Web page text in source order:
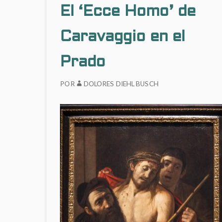
El ‘Ecce Homo’ de
Caravaggio en el
Prado
POR DOLORES DIEHL BUSCH